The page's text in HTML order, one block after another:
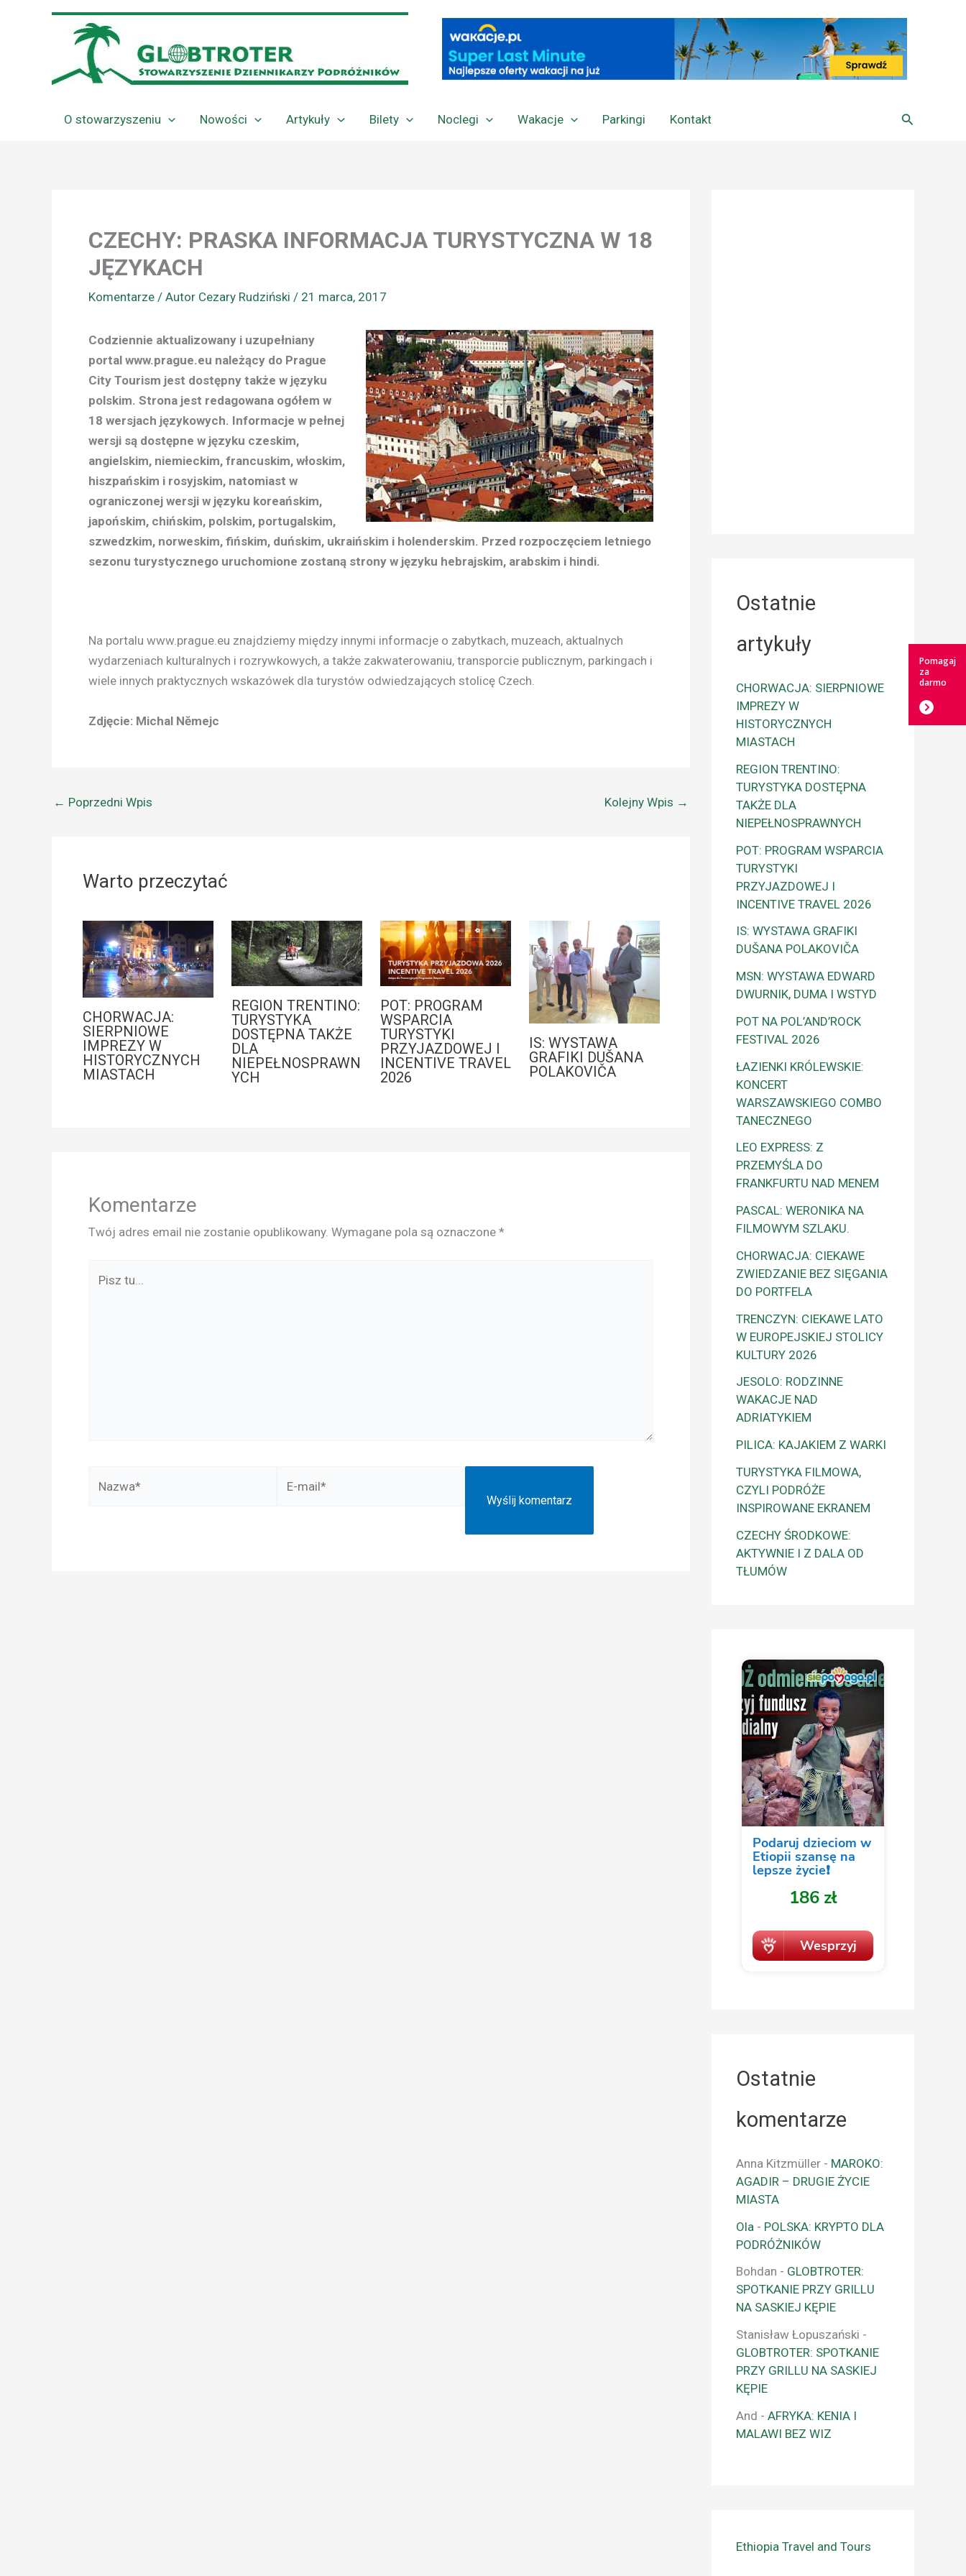
O stowarzyszeniu Nowości Artykuły Bilety Noclegi Wakacje Parkingi Kontakt Szukaj
CZECHY: PRASKA INFORMACJA TURYSTYCZNA W 18
JĘZYKACH
Komentarze / Autor Cezary Rudziński / 21 marca, 2017
Codziennie aktualizowany i uzupełniany
portal www.prague.eu należący do Prague
City Tourism jest dostępny także w języku
polskim. Strona jest redagowana ogółem w
18 wersjach językowych. Informacje w pełnej
wersji są dostępne w języku czeskim,
angielskim, niemieckim, francuskim, włoskim,
hiszpańskim i rosyjskim, natomiast w
ograniczonej wersji w języku koreańskim,
japońskim, chińskim, polskim, portugalskim,
szwedzkim, norweskim, fińskim, duńskim, ukraińskim i holenderskim. Przed rozpoczęciem letniego
sezonu turystycznego uruchomione zostaną strony w języku hebrajskim, arabskim i hindi.
Na portalu www.prague.eu znajdziemy między innymi informacje o zabytkach, muzeach, aktualnych
wydarzeniach kulturalnych i rozrywkowych, a także zakwaterowaniu, transporcie publicznym, parkingach i
wiele innych praktycznych wskazówek dla turystów odwiedzających stolicę Czech.
Zdjęcie: Michal Nĕmejc
← Poprzedni Wpis Kolejny Wpis →
Warto przeczytać
CHORWACJA:
SIERPNIOWE
IMPREZY W
HISTORYCZNYCH
MIASTACH
REGION TRENTINO:
TURYSTYKA
DOSTĘPNA TAKŻE
DLA
NIEPEŁNOSPRAWN
YCH
POT: PROGRAM
WSPARCIA
TURYSTYKI
PRZYJAZDOWEJ I
INCENTIVE TRAVEL
2026
IS: WYSTAWA
GRAFIKI DUŠANA
POLAKOVIČA
Komentarze
Twój adres email nie zostanie opublikowany. Wymagane pola są oznaczone *
Ostatnie
artykuły
CHORWACJA: SIERPNIOWE
IMPREZY W
HISTORYCZNYCH
MIASTACH
REGION TRENTINO:
TURYSTYKA DOSTĘPNA
TAKŻE DLA
NIEPEŁNOSPRAWNYCH
POT: PROGRAM WSPARCIA
TURYSTYKI
PRZYJAZDOWEJ I
INCENTIVE TRAVEL 2026
IS: WYSTAWA GRAFIKI
DUŠANA POLAKOVIČA
MSN: WYSTAWA EDWARD
DWURNIK, DUMA I WSTYD
POT NA POL’AND’ROCK
FESTIVAL 2026
ŁAZIENKI KRÓLEWSKIE:
KONCERT
WARSZAWSKIEGO COMBO
TANECZNEGO
LEO EXPRESS: Z
PRZEMYŚLA DO
FRANKFURTU NAD MENEM
PASCAL: WERONIKA NA
FILMOWYM SZLAKU.
CHORWACJA: CIEKAWE
ZWIEDZANIE BEZ SIĘGANIA
DO PORTFELA
TRENCZYN: CIEKAWE LATO
W EUROPEJSKIEJ STOLICY
KULTURY 2026
JESOLO: RODZINNE
WAKACJE NAD
ADRIATYKIEM
PILICA: KAJAKIEM Z WARKI
TURYSTYKA FILMOWA,
CZYLI PODRÓŻE
INSPIROWANE EKRANEM
CZECHY ŚRODKOWE:
AKTYWNIE I Z DALA OD
TŁUMÓW
Ostatnie
komentarze
Anna Kitzmüller - MAROKO:
AGADIR – DRUGIE ŻYCIE
MIASTA
Ola - POLSKA: KRYPTO DLA
PODRÓŻNIKÓW
Bohdan - GLOBTROTER:
SPOTKANIE PRZY GRILLU
NA SASKIEJ KĘPIE
Stanisław Łopuszański -
GLOBTROTER: SPOTKANIE
PRZY GRILLU NA SASKIEJ
KĘPIE
And - AFRYKA: KENIA I
MALAWI BEZ WIZ
Ethiopia Travel and Tours
Pomagaj
za
darmo